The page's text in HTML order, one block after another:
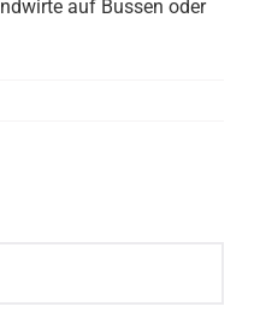
auf Bussen oder